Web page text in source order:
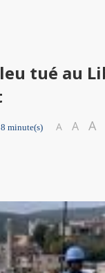
tué au
minute(s) A A A